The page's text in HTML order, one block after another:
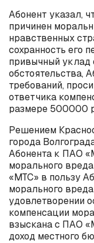
Абонент указал,
причинен
нравственных
сохранность его
привычный уклад
обстоятельства,
требований,
ответчика
размере 500000
Решением
города
Абонента к ПАО
морального
«МТС» в пользу
морального
удовлетворении
компенсации
взыскана с ПАО
доход местного